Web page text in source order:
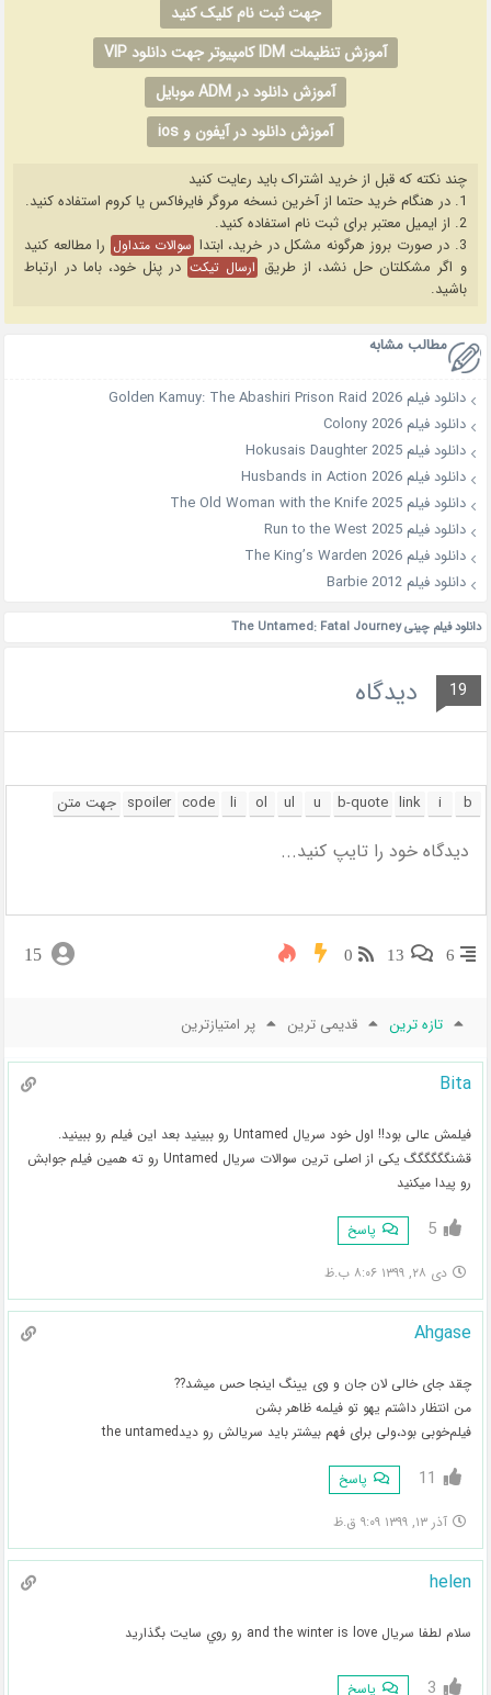
جهت ثبت نام کلیک کنید
آموزش تنظیمات IDM کامپیوتر جهت دانلود VIP
آموزش دانلود در ADM موبایل
آموزش دانلود در آیفون و ios
چند نکته که قبل از خرید اشتراک باید رعایت کنید
1. در هنگام خرید حتما از آخرین نسخه مروگر فایرفاکس یا کروم استفاده کنید.
2. از ایمیل معتبر برای ثبت نام استفاده کنید.
3. در صورت بروز هرگونه مشکل در خرید، ابتدا
سوالات متداول را مطالعه کنید
و اگر مشکلتان حل نشد، از طریق ارسال تیکت در پنل خود، باما در ارتباط
باشید.
مطالب مشابه
دانلود فیلم Golden Kamuy: The Abashiri Prison Raid 2026
دانلود فیلم Colony 2026
دانلود فیلم Hokusais Daughter 2025
دانلود فیلم Husbands in Action 2026
دانلود فیلم The Old Woman with the Knife 2025
دانلود فیلم Run to the West 2025
دانلود فیلم The King’s Warden 2026
دانلود فیلم Barbie 2012
دانلود فیلم چینی The Untamed: Fatal Journey
19 دیدگاه
6
13
0
15
تازه ترین قدیمی ترین پر امتیازترین
Bita
فیلمش عالی بود!! اول خود سریال Untamed رو ببینید بعد این فیلم رو ببینید.
قشنگگگگگگ یکی از اصلی ترین سوالات سریال Untamed رو ته همین فیلم جوابش
رو پیدا میکنید
5 پاسخ
دی ۲۸, ۱۳۹۹ ۸:۰۶ ب.ظ
Ahgase
چقد جای خالی لان جان و وی یینگ اینجا حس میشد??
من انتظار داشتم یهو تو فیلمه ظاهر بشن
فیلم‌خوبی بود،ولی برای فهم بیشتر باید سریالش رو دیدthe untamed
11 پاسخ
آذر ۱۳, ۱۳۹۹ ۹:۰۹ ق.ظ
helen
سلام لطفا سريال and the winter is love رو روي سايت بگذاريد
3 پاسخ